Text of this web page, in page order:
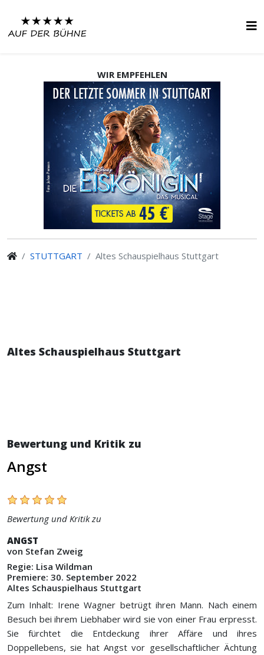
WIR EMPFEHLEN
STUTTGART Altes Schauspielhaus Stuttgart
Altes Schauspielhaus Stuttgart
Bewertung und Kritik zu
Angst
Bewertung und Kritik zu
ANGST
von Stefan Zweig
Regie: Lisa Wildman
Premiere: 30. September 2022
Altes Schauspielhaus Stuttgart
Zum Inhalt: Irene Wagner betrügt ihren Mann. Nach einem
Besuch bei ihrem Liebhaber wird sie von einer Frau erpresst.
Sie fürchtet die Entdeckung ihrer Affäre und ihres
Doppellebens, sie hat Angst vor gesellschaftlicher Ächtung